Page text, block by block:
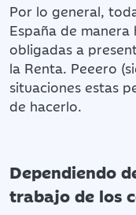
Por lo general,
España de
obligadas a
la Renta. Peeero
situaciones estas
de hacerlo.
Dependiendo
trabajo de los